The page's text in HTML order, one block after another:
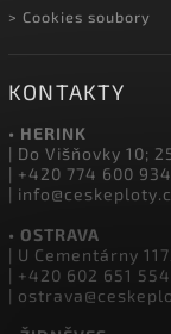
> Cookies soubory
KONTAKTY
• HERINK
| Do Višňovky 10;
| +420 774 600 934
|
• OSTRAVA
| U Cementárny
| +420 602 651 554
|